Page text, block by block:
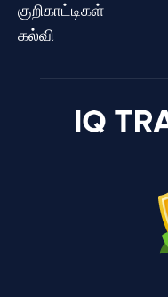
குறிகாட்டிகள்
கல்வி